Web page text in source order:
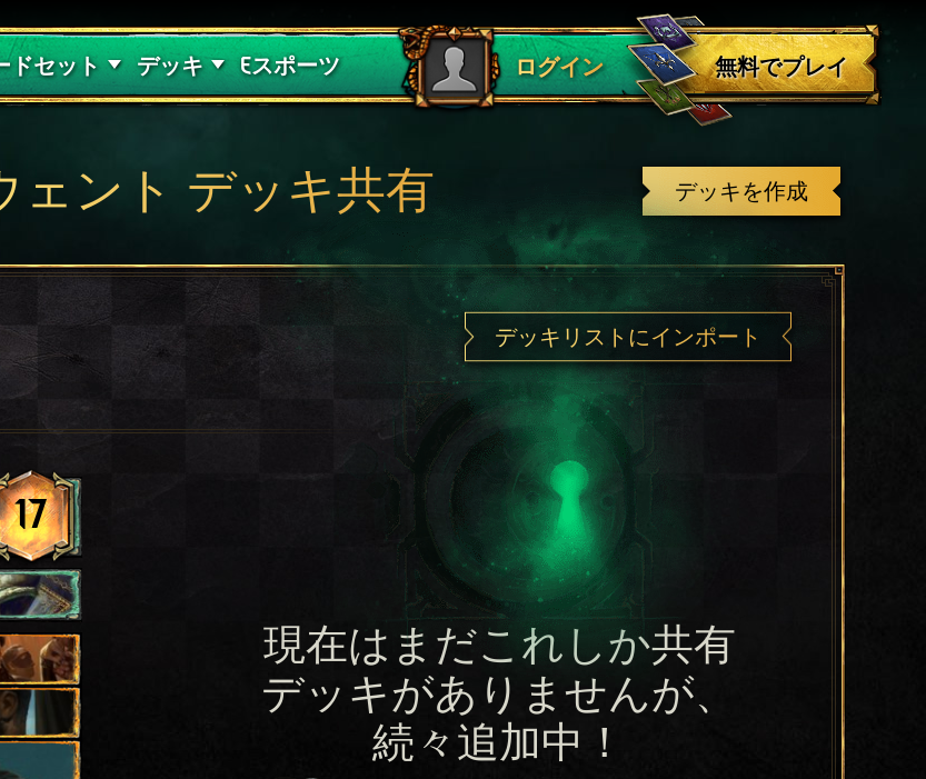
ドセット
血の呪縛
デッキ
デッキガイド
Eスポーツ ログイン
ログアウト
無料でプレイ
デッキを作成
ェント デッキ共有
デッキリストにインポート
17
現在はまだこれしか共有
デッキがありませんが、
続々追加中！